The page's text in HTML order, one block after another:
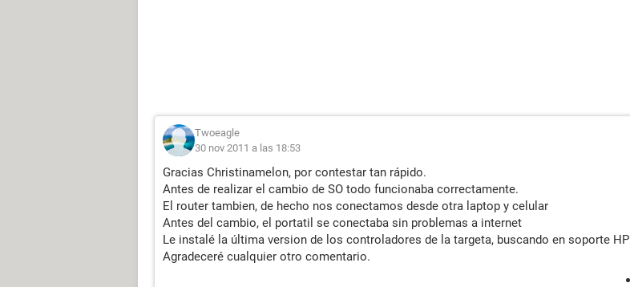
Twoeagle
30 nov 2011 a las 18:53
Gracias Christinamelon, por contestar tan rápido.
Antes de realizar el cambio de SO todo funcionaba correctamente.
El router tambien, de hecho nos conectamos desde otra laptop y celular
Antes del cambio, el portatil se conectaba sin problemas a internet
Le instalé la última version de los controladores de la targeta, buscando en soporte HP
Agradeceré cualquier otro comentario.